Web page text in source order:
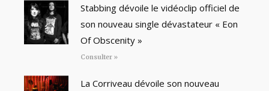
Stabbing dévoile le vidéoclip officiel de
son nouveau single dévastateur « Eon
Of Obscenity »
Consulter »
La Corriveau dévoile son nouveau